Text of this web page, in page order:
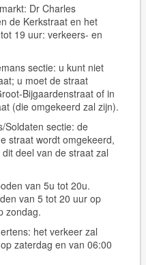
Dr Charles
de Kerkstraat en het
19 uur: verkeers- en
sectie: u kunt niet
u moet de straat
Bijgaardenstraat of in
(die omgekeerd zal zijn).
Soldaten sectie: de
straat wordt omgekeerd,
deel van de straat zal
van 5u tot 20u.
van 5 tot 20 uur op
zondag.
het verkeer zal
zaterdag en van 06:00